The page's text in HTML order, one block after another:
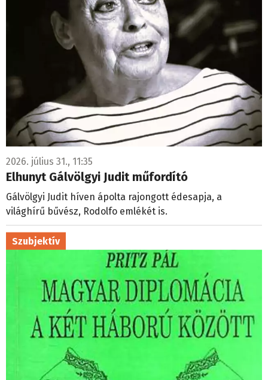
2026. július 31., 11:35
Elhunyt Gálvölgyi Judit műfordító
Gálvölgyi Judit híven ápolta rajongott édesapja, a
világhírű bűvész, Rodolfo emlékét is.
Szubjektív